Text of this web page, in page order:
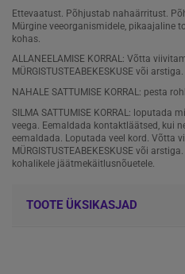
Ettevaatust. Põhjustab nahaärritust.
Mürgine veeorganismidele, pikaajaline
kohas.
ALLANEELAMISE KORRAL: Võtta
MÜRGISTUSTEABEKESKUSE või arstiga.
NAHALE SATTUMISE KORRAL: pesta
SILMA SATTUMISE KORRAL:
veega. Eemaldada kontaktläätsed, kui
eemaldada. Loputada veel kord. Võtta
MÜRGISTUSTEABEKESKUSE või
kohalikele jäätmekäitlusnõuetele.
TOOTE ÜKSIKASJAD